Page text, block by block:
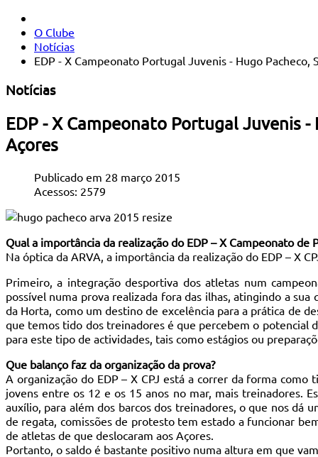
O Clube
Notícias
EDP - X Campeonato Portugal Juvenis - Hugo
Notícias
EDP - X Campeonato Portugal Juvenis
Açores
Publicado em 28 março 2015
Acessos: 2579
Qual a importância da realização do EDP – X Campeonato de
Na óptica da ARVA, a importância da realização do EDP – X
Primeiro, a integração desportiva dos atletas num
possível numa prova realizada fora das ilhas, atingindo a
da Horta, como um destino de excelência para a prática de
que temos tido dos treinadores é que percebem o potencial
para este tipo de actividades, tais como estágios ou
Que balanço faz da organização da prova?
A organização do EDP – X CPJ está a correr da forma
jovens entre os 12 e os 15 anos no mar, mais treinadores.
auxílio, para além dos barcos dos treinadores, o que nos dá
de regata, comissões de protesto tem estado a funcionar
de atletas de que deslocaram aos Açores.
Portanto, o saldo é bastante positivo numa altura em que